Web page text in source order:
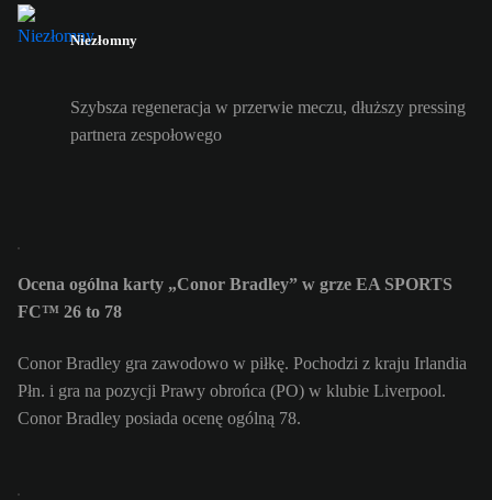
Niezłomny
Szybsza regeneracja w przerwie meczu, dłuższy pressing
partnera zespołowego
Ocena ogólna karty „Conor Bradley” w grze EA SPORTS
FC™ 26 to 78
Conor Bradley gra zawodowo w piłkę. Pochodzi z kraju Irlandia
Płn. i gra na pozycji Prawy obrońca (PO) w klubie Liverpool.
Conor Bradley posiada ocenę ogólną 78.